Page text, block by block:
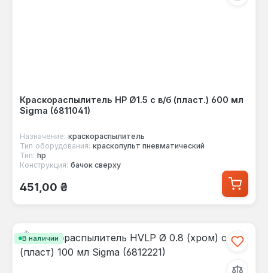
Краскораспылитель HP Ø1.5 с в/б (пласт.) 600 мл
Sigma (6811041)
Назначение: краскораспылитель
Тип оборудования: краскопульт пневматический
Тип: hp
Конструкция: бачок сверху
Обычная цена:
451,00 ₴
В наличии